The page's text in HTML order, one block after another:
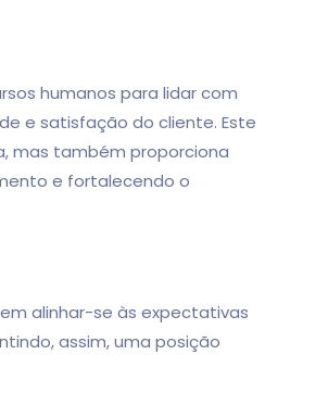
humanos para lidar com
e satisfação do cliente. Este
mas também proporciona
e fortalecendo o
alinhar-se às expectativas
assim, uma posição